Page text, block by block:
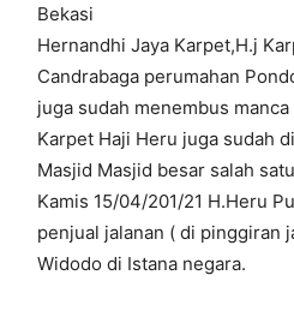
Bekasi
Hernandhi Jaya Karpet,H.j
Candrabaga perumahan
juga sudah menembus
Karpet Haji Heru juga sudah
Masjid Masjid besar salah
Kamis 15/04/201/21 H.Heru
penjual jalanan ( di pinggiran
Widodo di Istana negara.